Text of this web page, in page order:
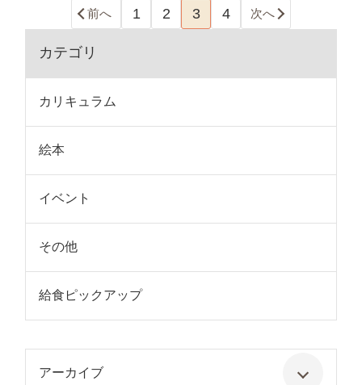
前へ 1 2 3 4 次へ
カテゴリ
カリキュラム
絵本
イベント
その他
給食ピックアップ
アーカイブ